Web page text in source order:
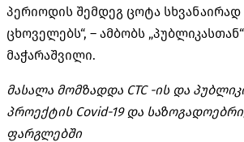
პერიოდის შემდეგ ცოტა
ცხოველებს“, – ამბობს
მაჭარაშვილი.
მასალა მომზადდა CTC -ის და
პროექტის Covid-19 და
ფარგლებში